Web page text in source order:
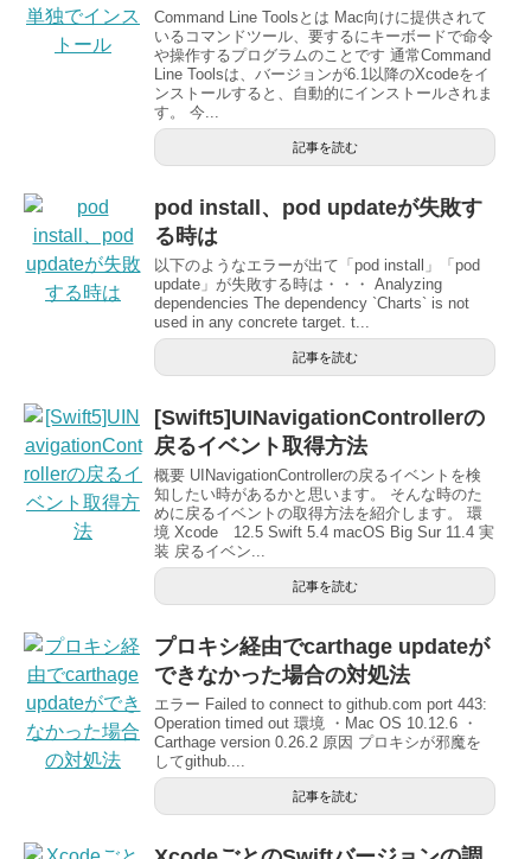
Command Line Toolsとは Mac向けに提供されて
いるコマンドツール、要するにキーボードで命令
や操作するプログラムのことです 通常Command
Line Toolsは、バージョンが6.1以降のXcodeをイ
ンストールすると、自動的にインストールされま
す。 今...
記事を読む
pod install、pod updateが失敗す
る時は
以下のようなエラーが出て「pod install」「pod
update」が失敗する時は・・・ Analyzing
dependencies The dependency `Charts` is not
used in any concrete target. t...
記事を読む
[Swift5]UINavigationControllerの
戻るイベント取得方法
概要 UINavigationControllerの戻るイベントを検
知したい時があるかと思います。 そんな時のた
めに戻るイベントの取得方法を紹介します。 環
境 Xcode 12.5 Swift 5.4 macOS Big Sur 11.4 実
装 戻るイベン...
記事を読む
プロキシ経由でcarthage updateが
できなかった場合の対処法
エラー Failed to connect to github.com port 443:
Operation timed out 環境 ・Mac OS 10.12.6 ・
Carthage version 0.26.2 原因 プロキシが邪魔を
してgithub....
記事を読む